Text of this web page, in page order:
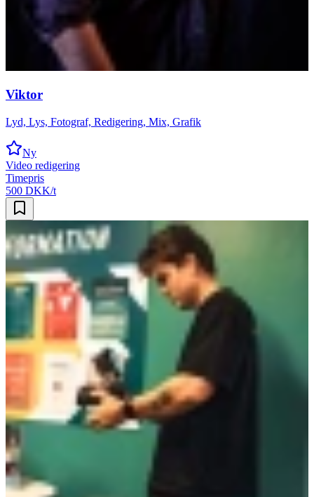
Viktor
Lyd, Lys, Fotograf, Redigering, Mix, Grafik
Ny
Video redigering
Timepris
500 DKK/t